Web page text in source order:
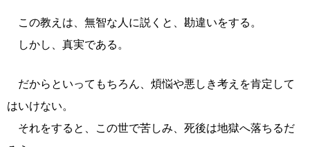
この教えは、無智な人に説くと、勘違いをする。
しかし、真実である。
だからといってもちろん、煩悩や悪しき考えを肯定して
はいけない。
それをすると、この世で苦しみ、死後は地獄へ落ちるだ